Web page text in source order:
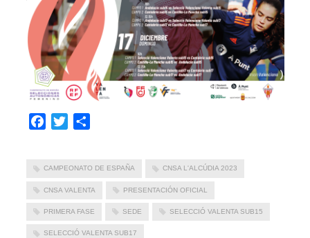
Facebook
Twitter
CAMPEONATO DE ESPAÑA CNSA L'ALCÚDIA 2023
CNSA VALENTA PRESENTACIÓN OFICIAL
PRIMERA FASE SEDE SELECCIÓ VALENTA SUB15
SELECCIÓ VALENTA SUB17